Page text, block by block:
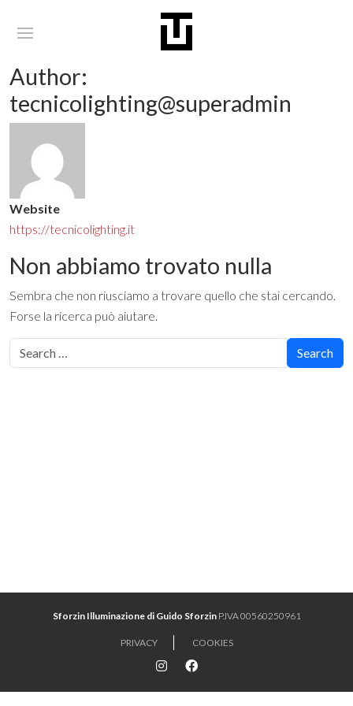
Author:
tecnicolighting@superadmin
Website
https://tecnicolighting.it
Non abbiamo trovato nulla
Sembra che non riusciamo a trovare quello che stai cercando.
Forse la ricerca può aiutare.
Search for:
Sforzin Illuminazione di Guido SforzinP.IVA 00560250961
PRIVACY COOKIES